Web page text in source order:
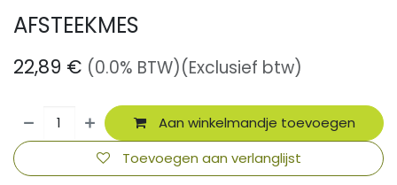
AFSTEEKMES
22,89 € (0.0% BTW)(Exclusief btw)
Aan winkelmandje toevoegen
Toevoegen aan verlanglijst